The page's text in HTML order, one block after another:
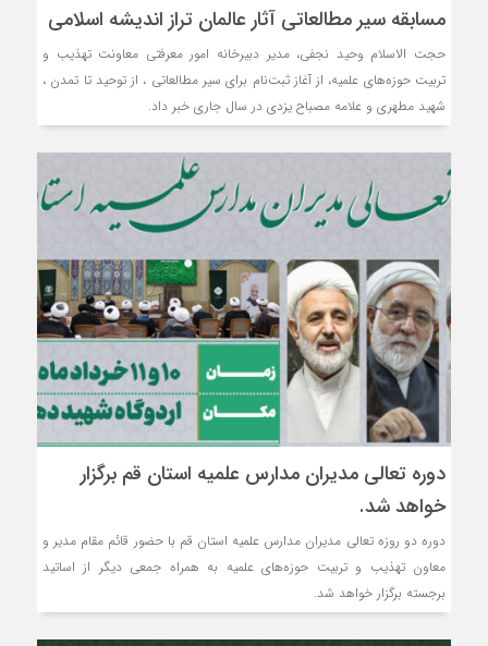
مسابقه سیر مطالعاتی آثار عالمان تراز اندیشه اسلامی
حجت الاسلام وحید نجفی، مدیر دبیرخانه امور معرفتی معاونت تهذیب و
تربیت حوزه‌های علمیه، از آغاز ثبت‌نام برای سیر مطالعاتی ، از توحید تا تمدن ،
شهید مطهری و علامه مصباح یزدی در سال جاری خبر داد.
دوره تعالی مدیران مدارس علمیه استان قم برگزار
خواهد شد.
دوره دو روزه تعالی مدیران مدارس علمیه استان قم با حضور قائم مقام مدیر و
معاون تهذیب و تربیت حوزه‌های علمیه به همراه جمعی دیگر از اساتید
برجسته برگزار خواهد شد.